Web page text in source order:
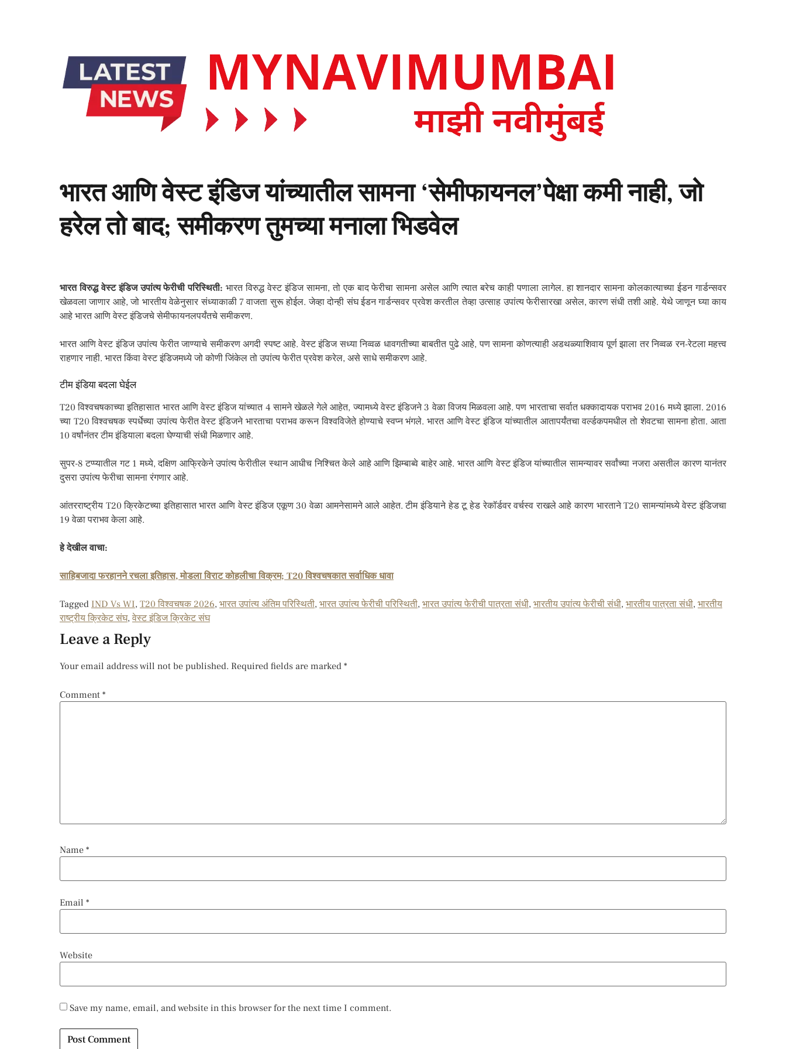
भारत आणि वेस्ट इंडिज यांच्यातील सामना ‘सेमीफायनल’पेक्षा कमी नाही, जो
हरेल तो बाद; समीकरण तुमच्या मनाला भिडवेल
भारत विरुद्ध वेस्ट इंडिज उपांत्य फेरीची परिस्थिती: भारत विरुद्ध वेस्ट इंडिज सामना, तो एक बाद फेरीचा सामना असेल आणि त्यात बरेच काही पणाला लागेल. हा शानदार सामना कोलकात्याच्या ईडन गार्डन्सवर
खेळवला जाणार आहे, जो भारतीय वेळेनुसार संध्याकाळी 7 वाजता सुरू होईल. जेव्हा दोन्ही संघ ईडन गार्डन्सवर प्रवेश करतील तेव्हा उत्साह उपांत्य फेरीसारखा असेल, कारण संधी तशी आहे. येथे जाणून घ्या काय
आहे भारत आणि वेस्ट इंडिजचे सेमीफायनलपर्यंतचे समीकरण.
भारत आणि वेस्ट इंडिज उपांत्य फेरीत जाण्याचे समीकरण अगदी स्पष्ट आहे. वेस्ट इंडिज सध्या निव्वळ धावगतीच्या बाबतीत पुढे आहे, पण सामना कोणत्याही अडथळ्याशिवाय पूर्ण झाला तर निव्वळ रन-रेटला महत्त्व
राहणार नाही. भारत किंवा वेस्ट इंडिजमध्ये जो कोणी जिंकेल तो उपांत्य फेरीत प्रवेश करेल, असे साधे समीकरण आहे.
टीम इंडिया बदला घेईल
T20 विश्वचषकाच्या इतिहासात भारत आणि वेस्ट इंडिज यांच्यात 4 सामने खेळले गेले आहेत, ज्यामध्ये वेस्ट इंडिजने 3 वेळा विजय मिळवला आहे. पण भारताचा सर्वात धक्कादायक पराभव 2016 मध्ये झाला. 2016
च्या T20 विश्वचषक स्पर्धेच्या उपांत्य फेरीत वेस्ट इंडिजने भारताचा पराभव करून विश्वविजेते होण्याचे स्वप्न भंगले. भारत आणि वेस्ट इंडिज यांच्यातील आतापर्यंतचा वर्ल्डकपमधील तो शेवटचा सामना होता. आता
10 वर्षांनंतर टीम इंडियाला बदला घेण्याची संधी मिळणार आहे.
सुपर-8 टप्प्यातील गट 1 मध्ये, दक्षिण आफ्रिकेने उपांत्य फेरीतील स्थान आधीच निश्चित केले आहे आणि झिम्बाब्वे बाहेर आहे. भारत आणि वेस्ट इंडिज यांच्यातील सामन्यावर सर्वांच्या नजरा असतील कारण यानंतर
दुसरा उपांत्य फेरीचा सामना रंगणार आहे.
आंतरराष्ट्रीय T20 क्रिकेटच्या इतिहासात भारत आणि वेस्ट इंडिज एकूण 30 वेळा आमनेसामने आले आहेत. टीम इंडियाने हेड टू हेड रेकॉर्डवर वर्चस्व राखले आहे कारण भारताने T20 सामन्यांमध्ये वेस्ट इंडिजचा
19 वेळा पराभव केला आहे.
हे देखील वाचा:
साहिबजादा फरहानने रचला इतिहास, मोडला विराट कोहलीचा विक्रम; T20 विश्वचषकात सर्वाधिक धावा
Tagged IND Vs WI, T20 विश्वचषक 2026, भारत उपांत्य अंतिम परिस्थिती, भारत उपांत्य फेरीची परिस्थिती, भारत उपांत्य फेरीची पात्रता संधी, भारतीय उपांत्य फेरीची संधी, भारतीय पात्रता संधी, भारतीय
राष्ट्रीय क्रिकेट संघ, वेस्ट इंडिज क्रिकेट संघ
Leave a Reply
Your email address will not be published. Required fields are marked *
Comment *
Name *
Email *
Website
Save my name, email, and website in this browser for the next time I comment.